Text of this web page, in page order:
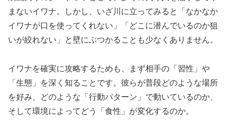
まないイワナ。しかし、いざ川に立ってみると「なかなか
イワナが口を使ってくれない」「どこに潜んでいるのか狙
いが絞れない」と壁にぶつかることも少なくありません。
イワナを確実に攻略するためも、まず相手の「習性」や
「生態」を深く知ることです。彼らが普段どのような場所
を好み、どのような「行動パターン」で動いているのか、
そして環境によってどう「食性」が変化するのか。